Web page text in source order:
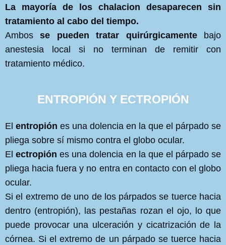
La mayoría de los chalacion desaparecen sin
tratamiento al cabo del tiempo.
Ambosse pueden tratar quirúrgicamente bajo
anestesia local si no terminan de remitir con
tratamiento médico.
ENTROPIÓN Y ECTROPIÓN
El entropión es una dolencia en la que el párpado se
pliega sobre sí mismo contra el globo ocular.
Electropiónes una dolencia en la que el párpado se
pliega hacia fuera y no entra en contacto con el globo
ocular.
Si el extremo de uno de los párpados se tuerce hacia
dentro (entropión), las pestañas rozan el ojo, lo que
puede provocar una ulceración y cicatrización de la
córnea. Si el extremo de un párpado se tuerce hacia